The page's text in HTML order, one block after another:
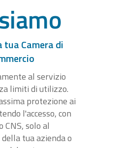
tua Camera di
al servizio
limiti di utilizzo.
protezione ai
l'accesso, con
CNS, solo al
tua azienda o